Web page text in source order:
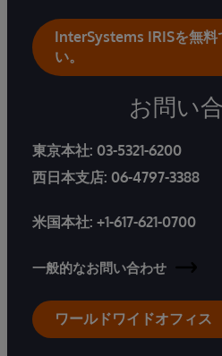
InterSystems IRISを無料
い。
お問い
東京本社: 03-5321-6200
西日本支店: 06-4797-3388
米国本社: +1-617-621-0700
一般的なお問い合わせ
ワールドワイドオフィス